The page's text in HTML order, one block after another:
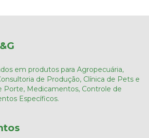
em produtos para Agropecuária,
de Produção, Clínica de Pets e
Porte, Medicamentos, Controle de
Específicos.